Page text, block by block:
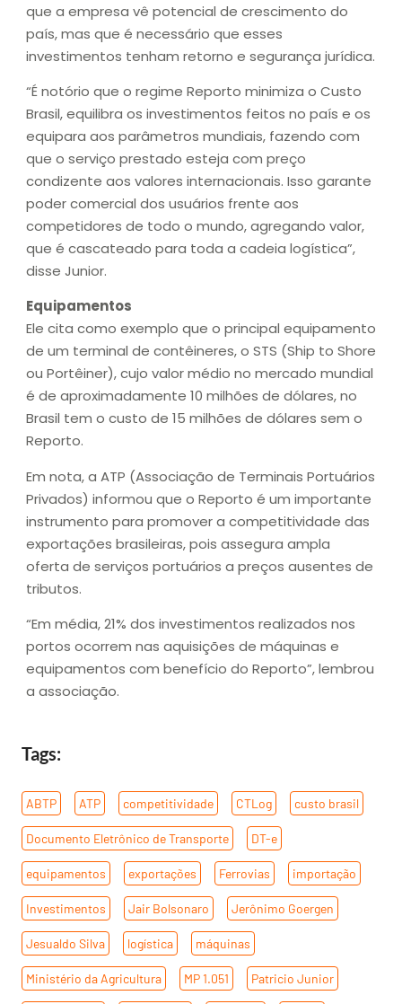
que a empresa vê potencial de crescimento do
país, mas que é necessário que esses
investimentos tenham retorno e segurança jurídica.
“É notório que o regime Reporto minimiza o Custo
Brasil, equilibra os investimentos feitos no país e os
equipara aos parâmetros mundiais, fazendo com
que o serviço prestado esteja com preço
condizente aos valores internacionais. Isso garante
poder comercial dos usuários frente aos
competidores de todo o mundo, agregando valor,
que é cascateado para toda a cadeia logística”,
disse Junior.
Equipamentos
Ele cita como exemplo que o principal equipamento
de um terminal de contêineres, o STS (Ship to Shore
ou Portêiner), cujo valor médio no mercado mundial
é de aproximadamente 10 milhões de dólares, no
Brasil tem o custo de 15 milhões de dólares sem o
Reporto.
Em nota, a ATP (Associação de Terminais Portuários
Privados) informou que o Reporto é um importante
instrumento para promover a competitividade das
exportações brasileiras, pois assegura ampla
oferta de serviços portuários a preços ausentes de
tributos.
“Em média, 21% dos investimentos realizados nos
portos ocorrem nas aquisições de máquinas e
equipamentos com benefício do Reporto”, lembrou
a associação.
Tags:
ABTP ATP competitividade CTLog custo brasil
Documento Eletrônico de Transporte DT-e
equipamentos exportações Ferrovias importação
Investimentos Jair Bolsonaro Jerônimo Goergen
Jesualdo Silva logística máquinas
Ministério da Agricultura MP 1.051 Patricio Junior